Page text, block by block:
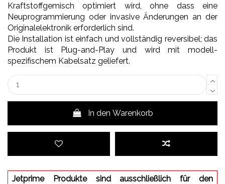
Kraftstoffgemisch optimiert wird, ohne dass eine
Neuprogrammierung oder invasive Änderungen an der
Originalelektronik erforderlich sind.
Die Installation ist einfach und vollständig reversibel; das
Produkt ist Plug-and-Play und wird mit modell-
spezifischem Kabelsatz geliefert.
In den Warenkorb
Jetprime Produkte sind ausschließlich für den